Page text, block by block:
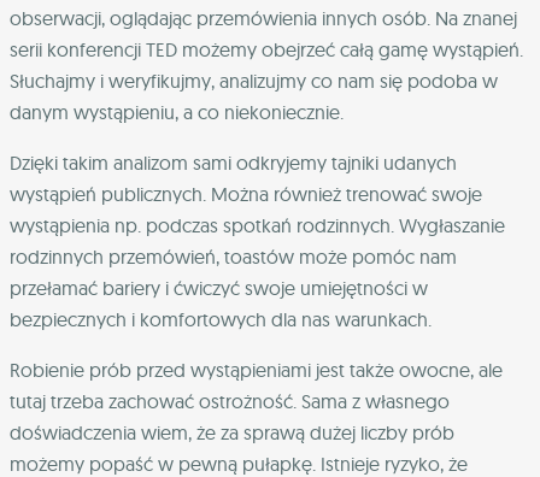
obserwacji, oglądając przemówienia innych osób. Na znanej
serii konferencji TED możemy obejrzeć całą gamę wystąpień.
Słuchajmy i weryfikujmy, analizujmy co nam się podoba w
danym wystąpieniu, a co niekoniecznie.
Dzięki takim analizom sami odkryjemy tajniki udanych
wystąpień publicznych. Można również trenować swoje
wystąpienia np. podczas spotkań rodzinnych. Wygłaszanie
rodzinnych przemówień, toastów może pomóc nam
przełamać bariery i ćwiczyć swoje umiejętności w
bezpiecznych i komfortowych dla nas warunkach.
Robienie prób przed wystąpieniami jest także owocne, ale
tutaj trzeba zachować ostrożność. Sama z własnego
doświadczenia wiem, że za sprawą dużej liczby prób
możemy popaść w pewną pułapkę. Istnieje ryzyko, że